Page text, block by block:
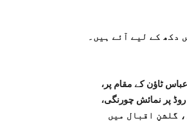
دکھ کے لیے آئے ہیں۔
پر عباس ٹاؤن کے مقام پر،
پر نمائش چورنگی،
بورڈ، گلشنِ اقبال میں